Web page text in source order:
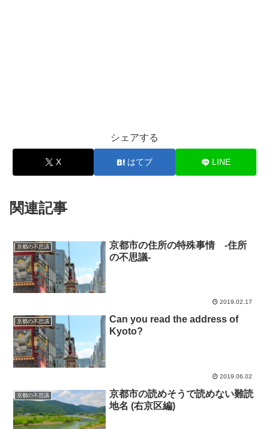
シェアする
X はてブ LINE
関連記事
京都の不思議
京都市の住所の特殊事情 -住所
の不思議-
2019.02.17
京都の不思議
Can you read the address of
Kyoto?
2019.06.02
京都の不思議
京都市の読めそうで読めない難読
地名 (右京区編)